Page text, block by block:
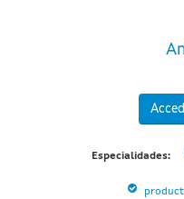
Especialidades: